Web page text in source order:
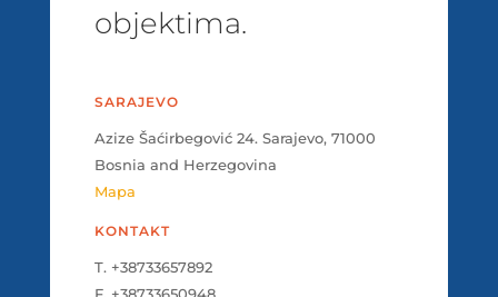
objektima.
SARAJEVO
Azize Šaćirbegović 24. Sarajevo, 71000
Bosnia and Herzegovina
Mapa
KONTAKT
T. +38733657892